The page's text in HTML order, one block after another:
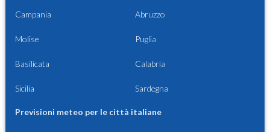
Campania Abruzzo
Molise Puglia
Basilicata Calabria
Sicilia Sardegna
Previsioni meteo per le città italiane